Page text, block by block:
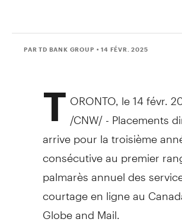
PAR TD BANK GROUP • 14 FÉVR. 2025
T ORONTO le 14 févr.
/CNW/ - Placements
arrive pour la troisième
consécutive au premier
palmarès annuel des
courtage en ligne au
Globe and Mail.